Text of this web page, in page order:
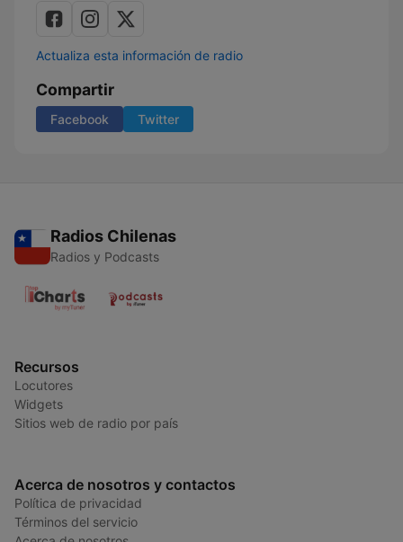
Actualiza esta información de radio
Compartir
Facebook Twitter
Radios Chilenas
Radios y Podcasts
Recursos
Locutores
Widgets
Sitios web de radio por país
Acerca de nosotros y contactos
Política de privacidad
Términos del servicio